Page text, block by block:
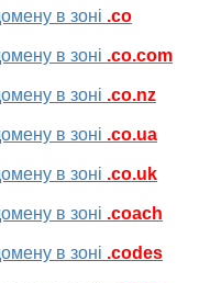
в зоні .co
в зоні .co.com
в зоні .co.nz
в зоні .co.ua
в зоні .co.uk
в зоні .coach
в зоні .codes